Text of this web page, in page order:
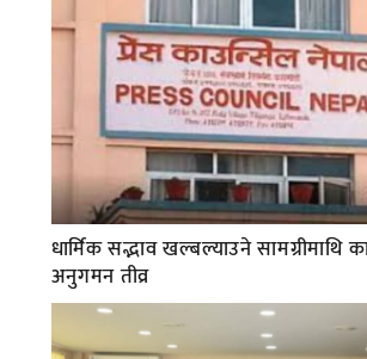
धार्मिक सद्भाव खल्बल्याउने सामग्रीमाथि
अनुगमन तीव्र